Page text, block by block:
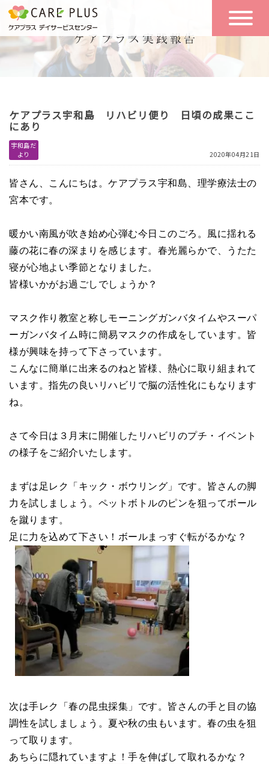
こんな方に
おすすめ
一日の流れ
一日体験
空き状況
お問い合わせ
ケアプラス宇和島 リハビリ便り 日頃の成果ここ
にあり
宇和島だ
より
2020年04月21日
皆さん、こんにちは。ケアプラス宇和島、理学療法士の
宮本です。
暖かい南風が吹き始め心弾む今日このごろ。風に揺れる
藤の花に春の深まりを感じます。春光麗らかで、うたた
寝が心地よい季節となりました。
皆様いかがお過ごしでしょうか？
マスク作り教室と称しモーニングガンバタイムやスーパ
ーガンバタイム時に簡易マスクの作成をしています。皆
様が興味を持って下さっています。
こんなに簡単に出来るのねと皆様、熱心に取り組まれて
います。指先の良いリハビリで脳の活性化にもなります
ね。
さて今日は３月末に開催したリハビリのプチ・イベント
の様子をご紹介いたします。
まずは足レク「キック・ボウリング」です。皆さんの脚
力を試しましょう。ペットボトルのピンを狙ってボール
を蹴ります。
足に力を込めて下さい！ボールまっすぐ転がるかな？
次は手レク「春の昆虫採集」です。皆さんの手と目の協
調性を試しましょう。夏や秋の虫もいます。春の虫を狙
って取ります。
あちらに隠れていますよ！手を伸ばして取れるかな？